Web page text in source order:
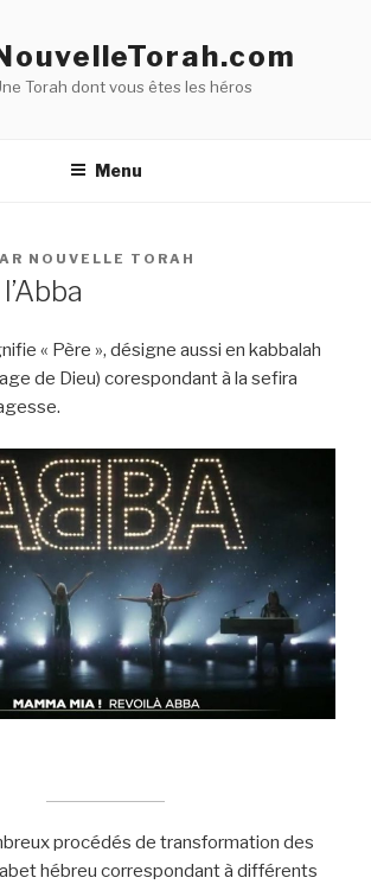
Torah dont vous êtes les héros
Menu
NOUVELLE TORAH
« Père », désigne aussi en kabbalah
de Dieu) corespondant à la sefira
procédés de transformation des
hébreu correspondant à différents